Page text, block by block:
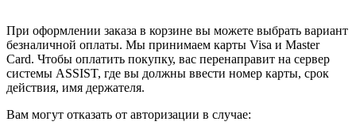
При оформлении заказа в корзине вы можете выбрать вариант
безналичной оплаты. Мы принимаем карты Visa и Master
Card. Чтобы оплатить покупку, вас перенаправит на сервер
системы ASSIST, где вы должны ввести номер карты, срок
действия, имя держателя.
Вам могут отказать от авторизации в случае: